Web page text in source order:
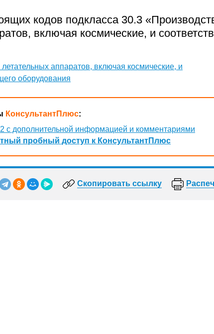
кодов подкласса 30.3
включая космические, и
аппаратов, включая космические, и
оборудования
КонсультантПлюс:
с дополнительной информацией и комментариями
пробный доступ к КонсультантПлюс
Скопировать ссылку